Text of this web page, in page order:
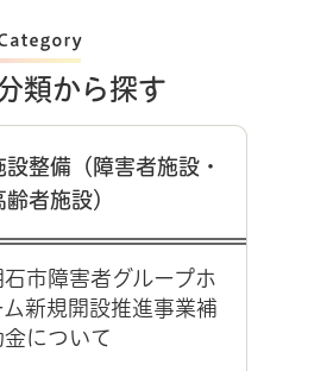
類から探す
設整備（障害者施設・
齢者施設）
石市障害者グループホ
ム新規開設推進事業補
金について